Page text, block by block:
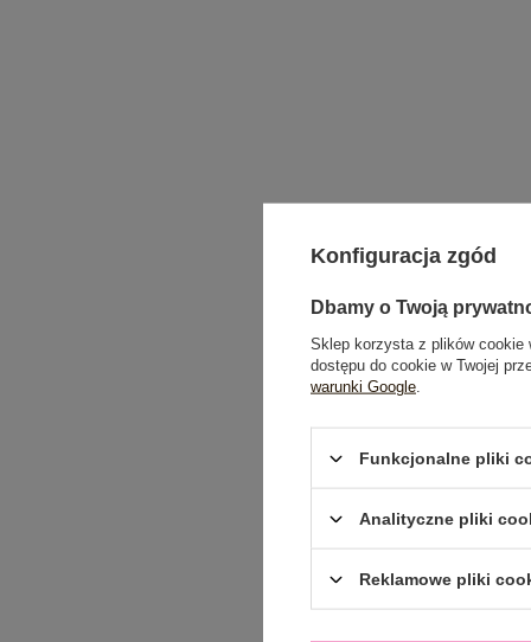
Konfiguracja zgód
Dbamy o Twoją
Sklep korzysta z plików cookie
dostępu do cookie w Twojej
warunki Google
Funkcjonalne pliki
Analityczne pliki
Reklamowe pliki